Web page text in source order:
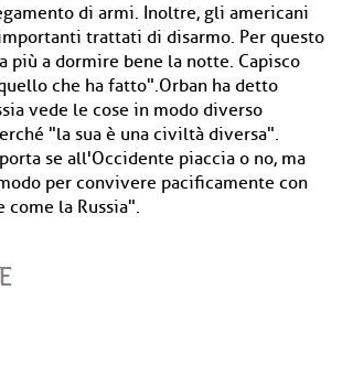
di armi. Inoltre, gli americani
trattati di disarmo. Per questo
più a dormire bene la notte. Capisco
che ha fatto".Orban ha detto
vede le cose in modo diverso
"la sua è una civiltà diversa".
se all'Occidente piaccia o no, ma
per convivere pacificamente con
come la Russia".